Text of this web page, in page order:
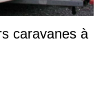
caravanes à